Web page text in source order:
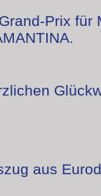
Prix für
aus